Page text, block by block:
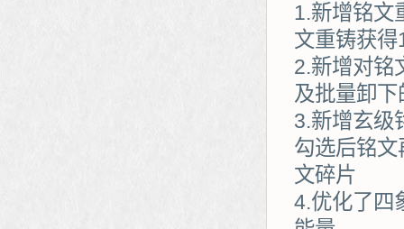
1.新增铭文
文重铸获
2.新增对铭
及批量卸下
3.新增玄级
勾选后铭
文碎片
4.优化了四